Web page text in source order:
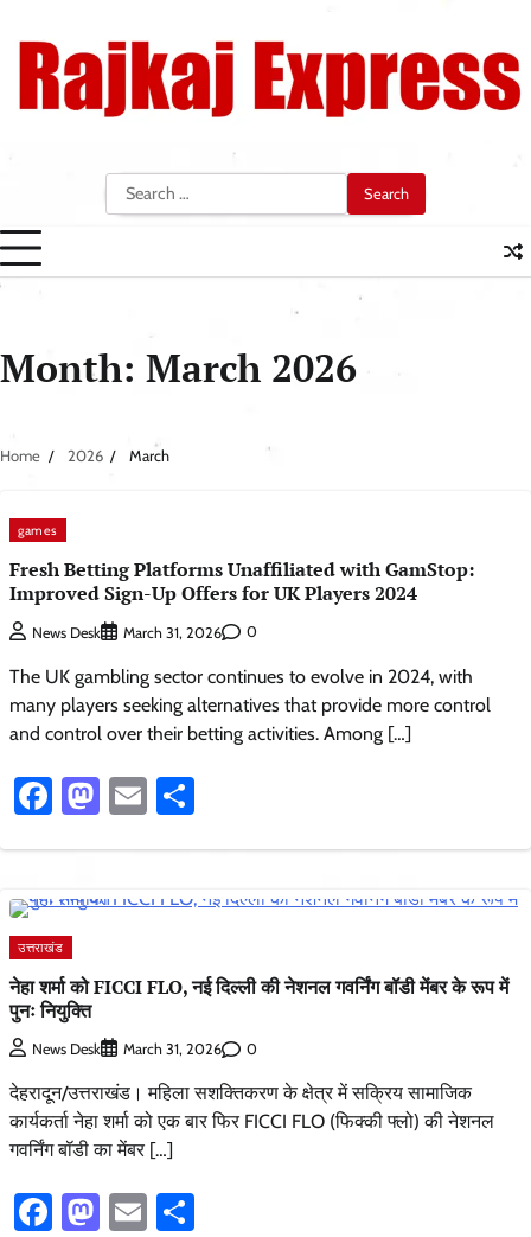
content
Search
for:
Month: March 2026
Home 2026 March
games
Fresh Betting Platforms Unaffiliated with GamStop:
Improved Sign-Up Offers for UK Players 2024
News Desk March 31, 2026 0
The UK gambling sector continues to evolve in 2024, with
many players seeking alternatives that provide more control
and control over their betting activities. Among […]
Facebook
Mastodon
Email
उत्तराखंड
नेहा शर्मा को FICCI FLO, नई दिल्ली की नेशनल गवर्निंग बॉडी मेंबर के रूप में
पुनः नियुक्ति
News Desk March 31, 2026 0
देहरादून/उत्तराखंड। महिला सशक्तिकरण के क्षेत्र में सक्रिय सामाजिक
कार्यकर्ता नेहा शर्मा को एक बार फिर FICCI FLO (फिक्की फ्लो) की नेशनल
गवर्निंग बॉडी का मेंबर […]
Facebook
Mastodon
Email